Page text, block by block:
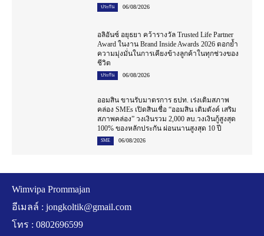
ประกัน 06/08/2026
อลิอันซ์ อยุธยา คว้ารางวัล Trusted Life Partner
Award ในงาน Brand Inside Awards 2026 ตอกย้ำ
ความมุ่งมั่นในการเคียงข้างลูกค้าในทุกช่วงของ
ชีวิต
ประกัน 06/08/2026
ออมสิน ขานรับมาตรการ ธปท. เร่งเติมสภาพ
คล่อง SMEs เปิดสินเชื่อ “ออมสิน เติมตังค์ เสริม
สภาพคล่อง” วงเงินรวม 2,000 ลบ.วงเงินกู้สูงสุด
100% ของหลักประกัน ผ่อนนานสูงสุด 10 ปี
SME 06/08/2026
Wimvipa Prommajan
อีเมลล์ : jongkoltik@gmail.com
โทร : 0802696599